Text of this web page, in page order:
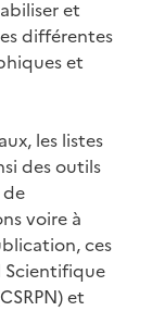
et
différentes
et
les listes
des outils
voire à
ces
Scientifique
et